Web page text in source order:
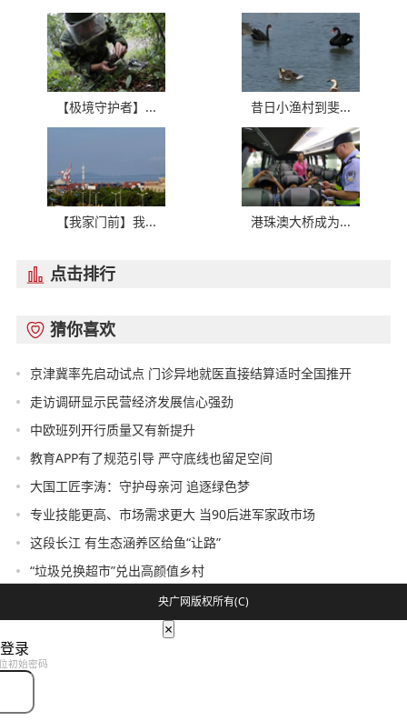
【极境守护者】... 昔日小渔村到斐...
【我家门前】我... 港珠澳大桥成为...
 点击排行
 猜你喜欢
京津冀率先启动试点 门诊异地就医直接结算适时全国推开
走访调研显示民营经济发展信心强劲
中欧班列开行质量又有新提升
教育APP有了规范引导 严守底线也留足空间
大国工匠李涛：守护母亲河 追逐绿色梦
专业技能更高、市场需求更大 当90后进军家政市场
这段长江 有生态涵养区给鱼“让路”
“垃圾兑换超市”兑出高颜值乡村
央广网版权所有(C)
×
录
初始密码